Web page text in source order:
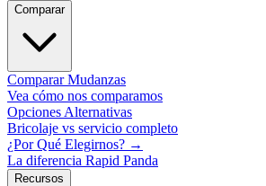
Comparar
Comparar Mudanzas
Vea cómo nos comparamos
Opciones Alternativas
Bricolaje vs servicio completo
¿Por Qué Elegirnos? →
La diferencia Rapid Panda
Recursos